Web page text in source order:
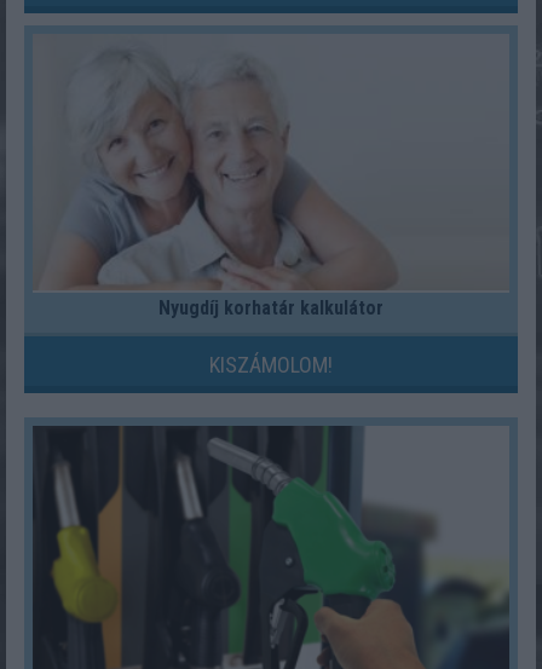
Nyugdíj korhatár kalkulátor
KISZÁMOLOM!